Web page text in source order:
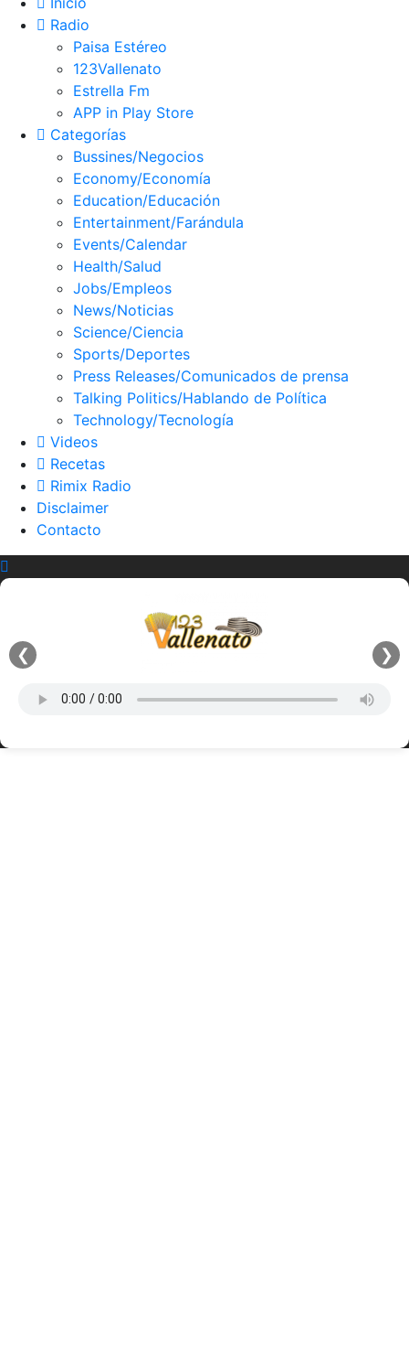
Radio
Paisa Estéreo
123Vallenato
Estrella Fm
APP in Play Store
Categorías
Bussines/Negocios
Economy/Economía
Education/Educación
Entertainment/Farándula
Events/Calendar
Health/Salud
Jobs/Empleos
News/Noticias
Science/Ciencia
Sports/Deportes
Press Releases/Comunicados de prensa
Talking Politics/Hablando de Política
Technology/Tecnología
Videos
Recetas
Rimix Radio
Disclaimer
Contacto
❮ ❯